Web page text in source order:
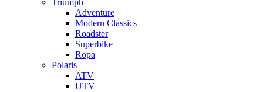
Triumph
Adventure
Modern Classics
Roadster
Superbike
Ropa
Polaris
ATV
UTV